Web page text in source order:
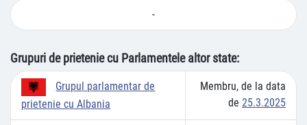
-
Grupuri de prietenie cu Parlamentele altor state:
Grupul parlamentar de
prietenie cu Albania
Membru, de la data
de 25.3.2025